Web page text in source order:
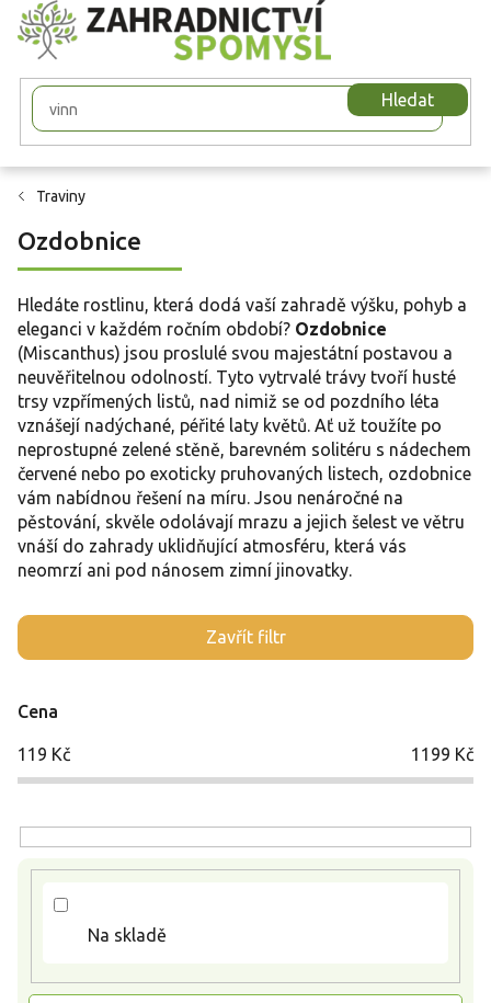
Přejít
na
obsah
Hledat
Traviny
Ozdobnice
Hledáte rostlinu, která dodá vaší zahradě výšku, pohyb a
eleganci v každém ročním období? Ozdobnice
(Miscanthus) jsou proslulé svou majestátní postavou a
neuvěřitelnou odolností. Tyto vytrvalé trávy tvoří husté
trsy vzpřímených listů, nad nimiž se od pozdního léta
vznášejí nadýchané, péřité laty květů. Ať už toužíte po
neprostupné zelené stěně, barevném solitéru s nádechem
červené nebo po exoticky pruhovaných listech, ozdobnice
vám nabídnou řešení na míru. Jsou nenáročné na
pěstování, skvěle odolávají mrazu a jejich šelest ve větru
vnáší do zahrady uklidňující atmosféru, která vás
neomrzí ani pod nánosem zimní jinovatky.
Zavřít filtr
Cena
119 Kč 1199 Kč
Na skladě
V
ý
s
p
u